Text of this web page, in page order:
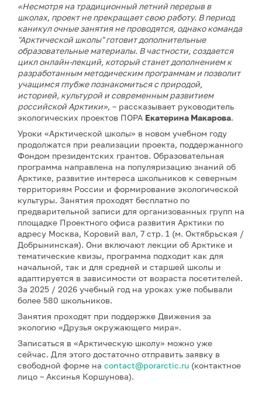
«Несмотря на традиционный летний перерыв в
школах, проект не прекращает свою работу. В период
каникул очные занятия не проводятся, однако команда
"Арктической школы" готовит дополнительные
образовательные материалы. В частности, создается
цикл онлайн-лекций, который станет дополнением к
разработанным методическим программам и позволит
учащимся глубже познакомиться с природой,
историей, культурой и современным развитием
российской Арктики», – рассказывает руководитель
экологических проектов ПОРА Екатерина Макарова.
Уроки «Арктической школы» в новом учебном году
продолжатся при реализации проекта, поддержанного
Фондом президентских грантов. Образовательная
программа направлена на популяризацию знаний об
Арктике, развитие интереса школьников к северным
территориям России и формирование экологической
культуры. Занятия проходят бесплатно по
предварительной записи для организованных групп на
площадке Проектного офиса развития Арктики по
адресу Москва, Коровий вал, 7 стр. 1 (м. Октябрьская /
Добрынинская). Они включают лекции об Арктике и
тематические квизы, программа подходит как для
начальной, так и для средней и старшей школы и
адаптируется в зависимости от возраста посетителей.
За 2025 / 2026 учебный год на уроках уже побывали
более 580 школьников.
Занятия проходят при поддержке Движения за
экологию «Друзья окружающего мира».
Записаться в «Арктическую школу» можно уже
сейчас. Для этого достаточно отправить заявку в
свободной форме на contact@porarctic.ru (контактное
лицо – Аксинья Коршунова).